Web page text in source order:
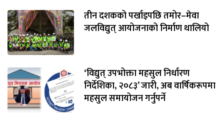
तीन दशकको पर्खाइपछि तमोर–मेवा
जलविद्युत् आयोजनाको निर्माण थालियो
‘विद्युत् उपभोक्ता महसुल निर्धारण
निर्देशिका, २०८३’ जारी, अब वार्षिकरूपमा
महसुल समायोजन गर्नुपर्ने